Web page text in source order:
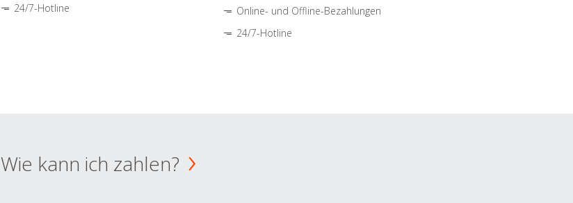
24/7-Hotline
Online- und Offline-Bezahlungen
24/7-Hotline
Wie kann ich zahlen?